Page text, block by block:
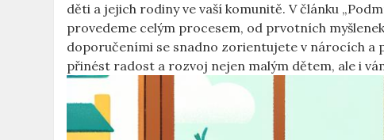
děti a jejich rodiny ve vaší komunitě. V článku
provedeme celým procesem, od prvotních
doporučeními se snadno zorientujete v nárocích a
přinést radost a rozvoj nejen malým dětem, ale i